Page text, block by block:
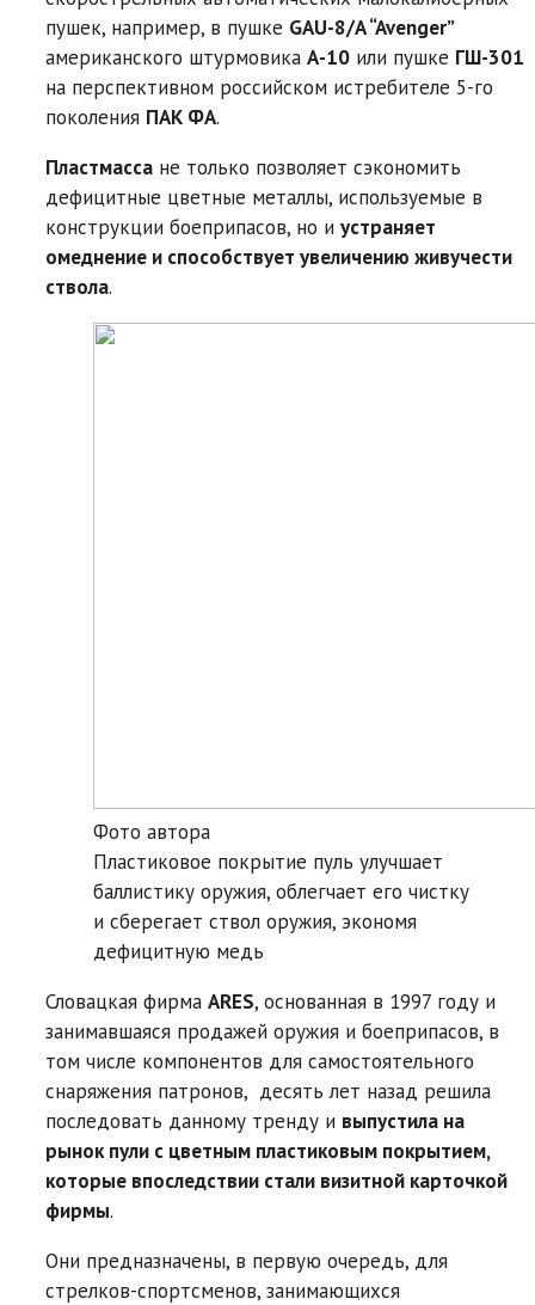
пушек, например, в пушке GAU-8/A “Avenger”
американского штурмовика А-10 или пушке ГШ-301
на перспективном российском истребителе 5-го
поколения ПАК ФА.
Пластмасса не только позволяет сэкономить
дефицитные цветные металлы, используемые в
конструкции боеприпасов, но и устраняет
омеднение и способствует увеличению живучести
ствола.
Фото автора
Пластиковое покрытие пуль улучшает
баллистику оружия, облегчает его чистку
и сберегает ствол оружия, экономя
дефицитную медь
Словацкая фирма ARES, основанная в 1997 году и
занимавшаяся продажей оружия и боеприпасов, в
том числе компонентов для самостоятельного
снаряжения патронов, десять лет назад решила
последовать данному тренду и выпустила на
рынок пули с цветным пластиковым покрытием,
которые впоследствии стали визитной карточкой
фирмы.
Они предназначены, в первую очередь, для
стрелков-спортсменов, занимающихся